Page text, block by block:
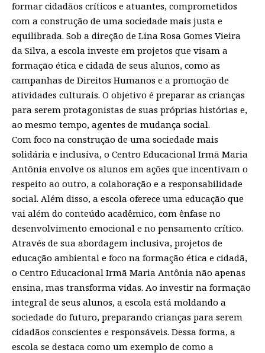
formar cidadãos críticos e atuantes, comprometidos
com a construção de uma sociedade mais justa e
equilibrada. Sob a direção de Lina Rosa Gomes Vieira
da Silva, a escola investe em projetos que visam a
formação ética e cidadã de seus alunos, como as
campanhas de Direitos Humanos e a promoção de
atividades culturais. O objetivo é preparar as crianças
para serem protagonistas de suas próprias histórias e,
ao mesmo tempo, agentes de mudança social.
Com foco na construção de uma sociedade mais
solidária e inclusiva, o Centro Educacional Irmã Maria
Antônia envolve os alunos em ações que incentivam o
respeito ao outro, a colaboração e a responsabilidade
social. Além disso, a escola oferece uma educação que
vai além do conteúdo acadêmico, com ênfase no
desenvolvimento emocional e no pensamento crítico.
Através de sua abordagem inclusiva, projetos de
educação ambiental e foco na formação ética e cidadã,
o Centro Educacional Irmã Maria Antônia não apenas
ensina, mas transforma vidas. Ao investir na formação
integral de seus alunos, a escola está moldando a
sociedade do futuro, preparando crianças para serem
cidadãos conscientes e responsáveis. Dessa forma, a
escola se destaca como um exemplo de como a